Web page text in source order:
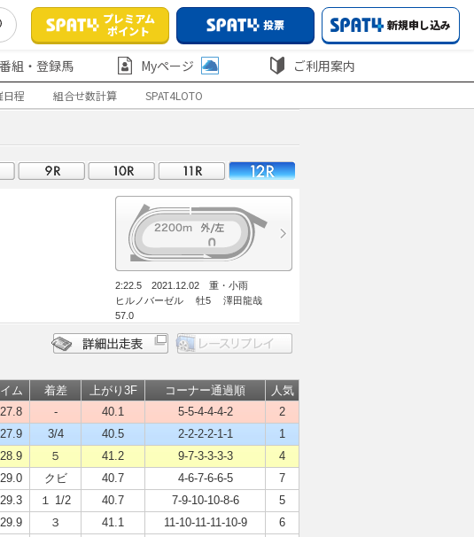
プレミアム
ポイント
投票 新規申し込み
番組・登録馬 Myページ ご利用案内
日程 組合せ数計算 SPAT4LOTO
2:22.5 2021.12.02 重・小雨
ヒルノバーゼル 牡5 澤田龍哉
57.0
ム 着差 上がり3F コーナー通過順
人気
- 40.1 5-5-4-4-4-2
2
3/4 40.5 2-2-2-2-1-1
1
５ 41.2 9-7-3-3-3-3
4
クビ 40.7 4-6-7-6-6-5
7
１ 1/2 40.7 7-9-10-10-8-6
5
３ 41.1 11-10-11-11-10-9
6